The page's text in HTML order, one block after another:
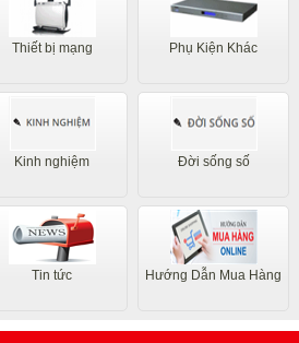
Thiết bị mạng Phụ Kiện Khác
Kinh nghiệm Đời sống số
Tin tức Hướng Dẫn Mua Hàng